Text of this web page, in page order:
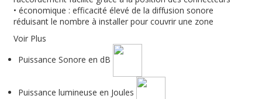
• économique : efficacité élevé de la diffusion sonore
réduisant le nombre à installer pour couvrir une zone
Voir Plus
Puissance Sonore en dB
Puissance lumineuse en Joules